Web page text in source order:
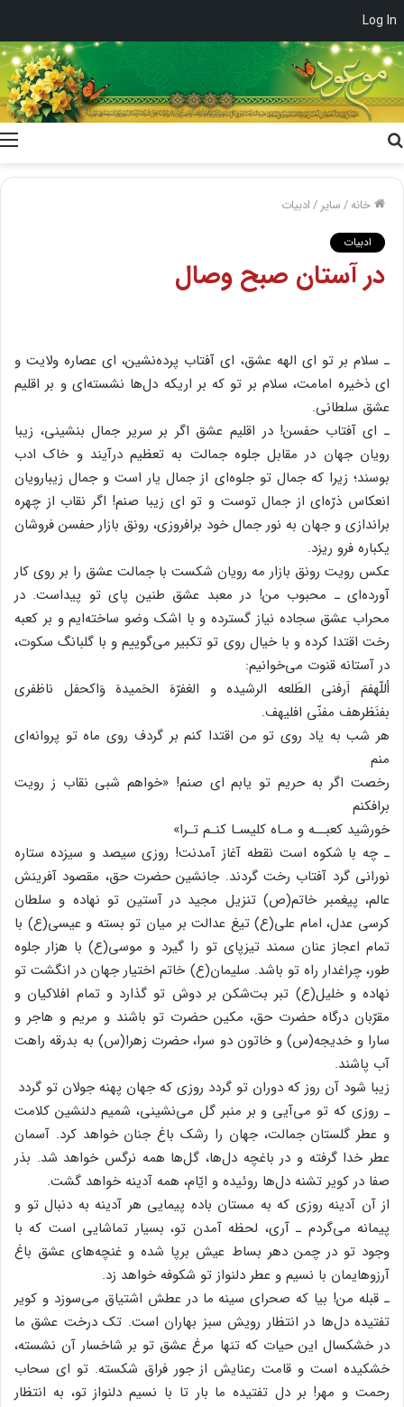
Log In
خانه/سایر /ادبیات
ادبیات
در آستان‌ صبح‌ وصال‌
ـ سلام‌ بر تو ای‌ الهه‌ عشق‌، ای‌ آفتاب‌ پرده‌نشین‌، ای‌ عصاره‌ ولایت‌ و
ای‌ ذخیره‌ امامت‌، سلام‌ بر تو که‌ بر اریکه‌ دل‌ها نشسته‌ای‌ و بر اقلیم‌
عشق‌ سلطانی‌.
ـ ای‌ آفتاب‌ حفسن‌! در اقلیم‌ عشق‌ اگر بر سریر جمال‌ بنشینی‌، زیبا
رویان‌ جهان‌ در مقابل‌ جلوه‌ جمالت‌ به‌ تعظیم‌ درآیند و خاک‌ ادب‌
بوسند؛ زیرا که‌ جمال‌ تو جلوه‌ای‌ از جمال‌ یار است‌ و جمال‌ زیبارویان‌
انعکاس‌ ذرّه‌ای‌ از جمال‌ توست‌ و تو ای‌ زیبا صنم‌! اگر نقاب‌ از چهره‌
براندازی‌ و جهان‌ به‌ نور جمال‌ خود برافروزی‌، رونق‌ بازار حفسن‌ فروشان‌
یکباره‌ فرو ریزد.
عکس‌ رویت‌ رونق‌ بازار مه‌ رویان‌ شکست‌ با جمالت‌ عشق‌ را بر روی‌ کار
آورده‌ای‌ ـ محبوب‌ من‌! در معبد عشق‌ طنین‌ پای‌ تو پیداست‌. در
محراب‌ عشق‌ سجاده‌ نیاز گسترده‌ و با اشک‌ وضو ساخته‌ایم‌ و بر کعبه‌
رخت‌ اقتدا کرده‌ و با خیال‌ روی‌ تو تکبیر می‌گوییم‌ و با گلبانگ‌ سکوت‌،
در آستانه‌ قنوت‌ می‌خوانیم‌:
أللّهفمَ اَرفنی‌ الطَلعه‌ الرشیده‌ و الغفرّهَ الحَمیدهَ وَاکحفل‌ ناظفری‌
بفنَظرهف مفنّی‌ افلیهف.
هر شب‌ به‌ یاد روی‌ تو من‌ اقتدا کنم‌ بر گردف روی‌ ماه‌ تو پروانه‌ای‌
منم‌
رخصت‌ اگر به‌ حریم‌ تو یابم‌ ای‌ صنم‌! «خواهم‌ شبی‌ نقاب‌ ز رویت‌
برافکنم‌
خورشید کعبــه‌ و مـاه‌ کلیسـا کنـم‌ تـرا»
ـ چه‌ با شکوه‌ است‌ نقطه‌ آغاز آمدنت‌! روزی‌ سیصد و سیزده‌ ستاره‌
نورانی‌ گرد آفتاب‌ رخت‌ گردند. جانشین‌ حضرت‌ حق‌، مقصود آفرینش‌
عالم‌، پیغمبر خاتم‌(ص‌) تنزیل‌ مجید در آستین‌ تو نهاده‌ و سلطان‌
کرسی‌ عدل‌، امام‌ علی‌(ع‌) تیغ‌ عدالت‌ بر میان‌ تو بسته‌ و عیسی‌(ع‌) با
تمام‌ اعجاز عنان‌ سمند تیزپای‌ تو را گیرد و موسی‌(ع‌) با هزار جلوه‌
طور، چراغدار راه‌ تو باشد. سلیمان‌(ع‌) خاتم‌ اختیار جهان‌ در انگشت‌ تو
نهاده‌ و خلیل‌(ع‌) تبر بت‌شکن‌ بر دوش‌ تو گذارد و تمام‌ افلاکیان‌ و
مقرّبان‌ درگاه‌ حضرت‌ حق‌، مکین‌ حضرت‌ تو باشند و مریم‌ و هاجر و
سارا و خدیجه‌(س‌) و خاتون‌ دو سرا، حضرت‌ زهرا(س‌) به‌ بدرقه‌ راهت‌
آب‌ پاشند.
زیبا شود آن‌ روز که‌ دوران‌ تو گردد روزی‌ که‌ جهان‌ پهنه‌ جولان‌ تو گردد
ـ روزی‌ که‌ تو می‌آیی‌ و بر منبر گل‌ می‌نشینی‌، شمیم‌ دلنشین‌ کلامت‌
و عطر گلستان‌ جمالت‌، جهان‌ را رشک‌ باغ‌ جنان‌ خواهد کرد. آسمان‌
عطر خدا گرفته‌ و در باغچه‌ دل‌ها، گل‌ها همه‌ نرگس‌ خواهد شد. بذر
صفا در کویر تشنه‌ دل‌ها روئیده‌ و ایّام‌، همه‌ آدینه‌ خواهد گشت‌.
از آن‌ آدینه‌ روزی‌ که‌ به‌ مستان‌ باده‌ پیمایی‌ هر آدینه‌ به‌ دنبال‌ تو و
پیمانه‌ می‌گردم‌ ـ آری‌، لحظه‌ آمدن‌ تو، بسیار تماشایی‌ است‌ که‌ با
وجود تو در چمن‌ دهر بساط‌ عیش‌ برپا شده‌ و غنچه‌های‌ عشق‌ باغ‌
آرزوهایمان‌ با نسیم‌ و عطر دلنواز تو شکوفه‌ خواهد زد.
ـ قبله‌ من‌! بیا که‌ صحرای‌ سینه‌ ما در عطش‌ اشتیاق‌ می‌سوزد و کویر
تفتیده‌ دل‌ها در انتظار رویش‌ سبز بهاران‌ است‌. تک‌ درخت‌ عشق‌ ما
در خشکسال‌ این‌ حیات‌ که‌ تنها مرغ‌ عشق‌ تو بر شاخسار آن‌ نشسته‌،
خشکیده‌ است‌ و قامت‌ رعنایش‌ از جور فراق‌ شکسته‌. تو ای‌ سحاب‌
رحمت‌ و مهر! بر دل‌ تفتیده‌ ما بار تا با نسیم‌ دلنواز تو، به‌ انتظار